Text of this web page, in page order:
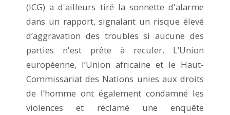
(ICG) a d'ailleurs tiré la sonnette d'alarme
dans un rapport, signalant un risque élevé
d’aggravation des troubles si aucune des
parties n'est prête à reculer. L’Union
européenne, l’Union africaine et le Haut-
Commissariat des Nations unies aux droits
de l’homme ont également condamné les
violences et réclamé une enquête